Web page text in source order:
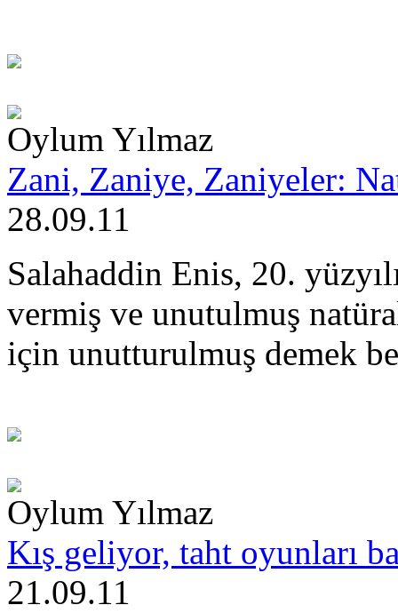
Oylum Yılmaz
Zani, Zaniye, Zaniyeler:
28.09.11
Salahaddin Enis, 20.
vermiş ve unutulmuş
için unutturulmuş demek
Oylum Yılmaz
Kış geliyor, taht oyunları
21.09.11